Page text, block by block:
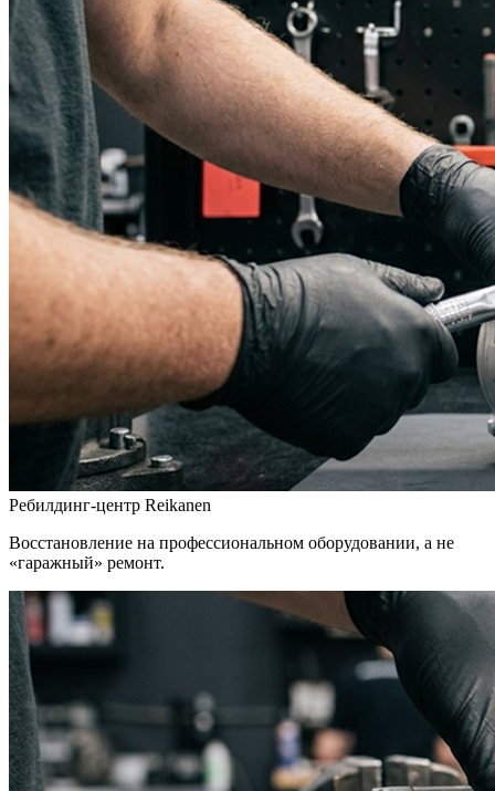
Ребилдинг-центр Reikanen
Восстановление на профессиональном оборудовании, а не
«гаражный» ремонт.